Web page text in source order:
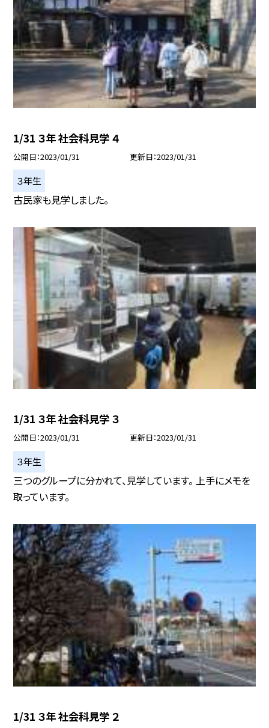
1/31 ３年 社会科見学 ４
公開日 2023/01/31 更新日 2023/01/31
３年生
古民家も見学しました。
1/31 ３年 社会科見学 ３
公開日 2023/01/31 更新日 2023/01/31
３年生
三つのグループに分かれて、見学しています。 上手にメモを
取っています。
1/31 ３年 社会科見学 ２